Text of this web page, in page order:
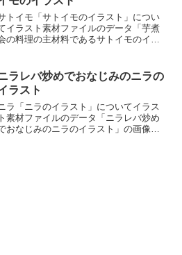
トイモ「サトイモのイラスト」につい
イラスト素材ファイルのデータ「芋煮
の料理の主材料であるサトイモのイラ
ビット256ディザなし（背景透過タイプ）
ファ...
ラレバ炒めでおなじみのニラの
ラスト
ラ「ニラのイラスト」についてイラス
ト素材ファイルのデータ「ニラレバ炒め
おなじみのニラのイラスト」の画像フ